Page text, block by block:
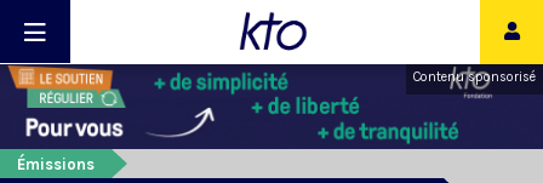
Contenu sponsorisé
Émissions